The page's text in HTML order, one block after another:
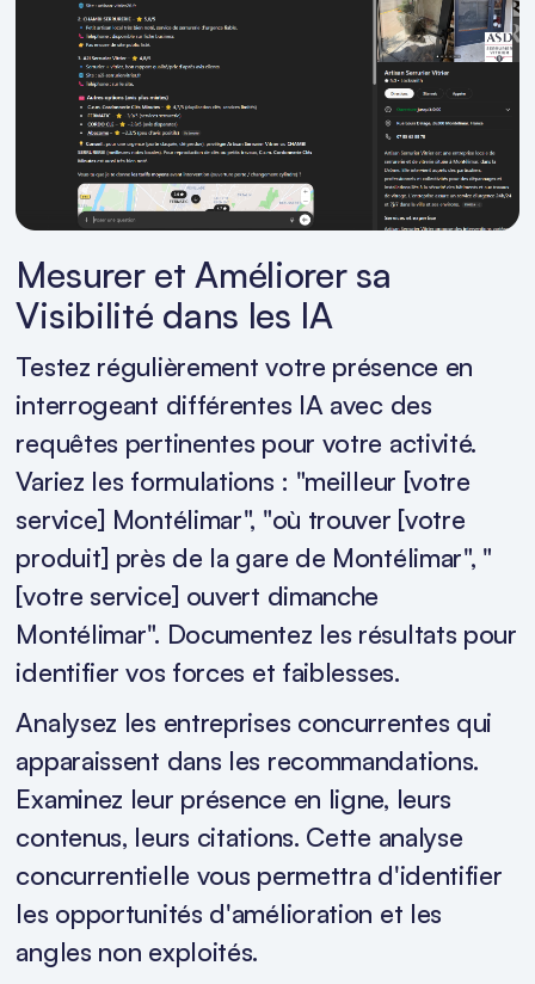
Mesurer et Améliorer sa
Visibilité dans les IA
Testez régulièrement votre présence en
interrogeant différentes IA avec des
requêtes pertinentes pour votre activité.
Variez les formulations : "meilleur [votre
service] Montélimar", "où trouver [votre
produit] près de la gare de Montélimar", "
[votre service] ouvert dimanche
Montélimar". Documentez les résultats pour
identifier vos forces et faiblesses.
Analysez les entreprises concurrentes qui
apparaissent dans les recommandations.
Examinez leur présence en ligne, leurs
contenus, leurs citations. Cette analyse
concurrentielle vous permettra d'identifier
les opportunités d'amélioration et les
angles non exploités.